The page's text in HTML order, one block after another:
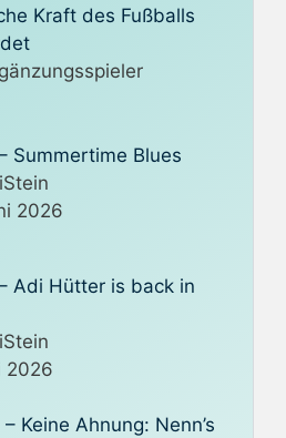
Kraft des Fußballs
Summertime Blues
2026
Adi Hütter is back in
2026
Keine Ahnung: Nenn’s